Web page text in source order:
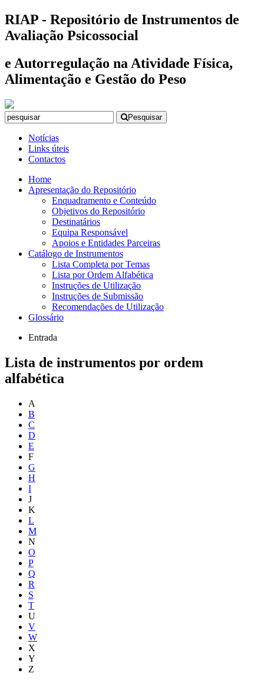
RIAP - Repositório de Instrumentos de
Avaliação Psicossocial
e Autorregulação na Atividade Física,
Alimentação e Gestão do Peso
Pesquisar
Notícias
Links úteis
Contactos
Home
Apresentação do Repositório
Enquadramento e Conteúdo
Objetivos do Repositório
Destinatários
Equipa Responsável
Apoios e Entidades Parceiras
Catálogo de Instrumentos
Lista Completa por Temas
Lista por Ordem Alfabética
Instruções de Utilização
Instruções de Submissão
Recomendações de Utilização
Glossário
Entrada
Lista de instrumentos por ordem
alfabética
A
B
C
D
E
F
G
H
I
J
K
L
M
N
O
P
Q
R
S
T
U
V
W
X
Y
Z